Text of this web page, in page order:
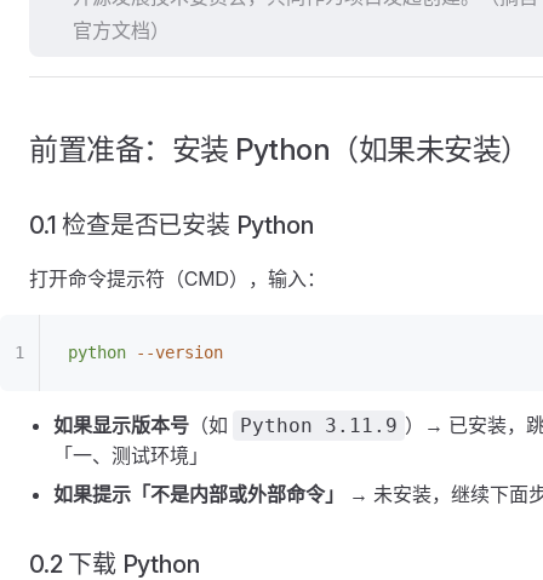
官方文档）
前置准备：安装 Python（如果未安装）
0.1 检查是否已安装 Python
打开命令提示符（CMD），输入：
python --version
如果显示版本号 （如 Python 3.11.9 ）→ 已安装，
「一、测试环境」
如果提示「不是内部或外部命令」
→ 未安装，继续下面
0.2 下载 Python